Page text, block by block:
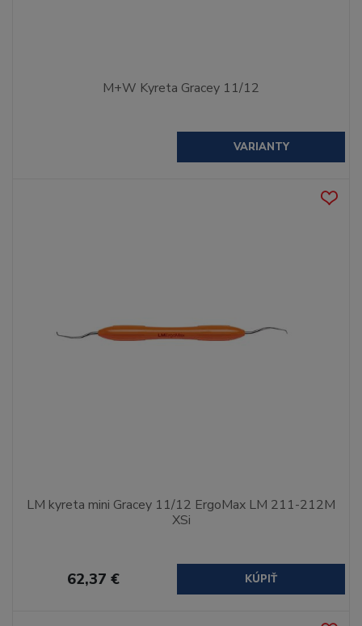
M+W Kyreta Gracey 11/12
VARIANTY
LM kyreta mini Gracey 11/12 ErgoMax LM 211-212M
XSi
62,37 € KÚPIŤ